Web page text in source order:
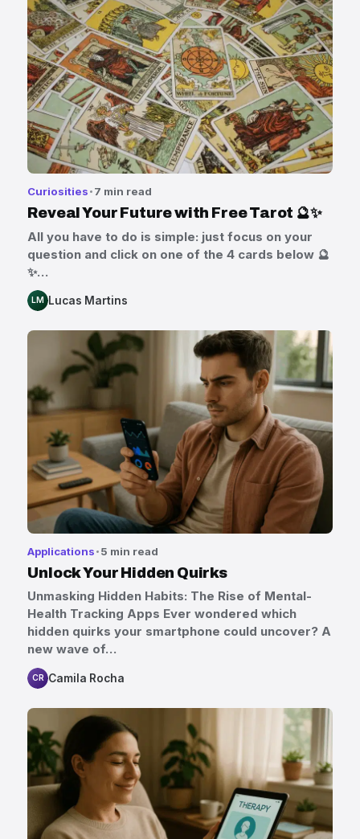
Curiosities 7 min read
Reveal Your Future with Free Tarot 🔮✨
All you have to do is simple: just focus on your
question and click on one of the 4 cards below 🔮
✨…
LM Lucas Martins
Applications 5 min read
Unlock Your Hidden Quirks
Unmasking Hidden Habits: The Rise of Mental-
Health Tracking Apps Ever wondered which
hidden quirks your smartphone could uncover? A
new wave of…
CR Camila Rocha